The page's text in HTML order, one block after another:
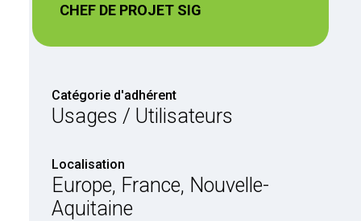
CHEF DE PROJET SIG
Catégorie d'adhérent
Usages / Utilisateurs
Localisation
Europe, France, Nouvelle-
Aquitaine